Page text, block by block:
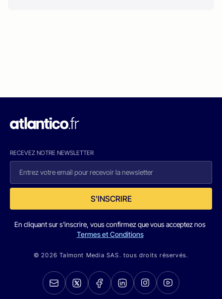
RECEVEZ NOTRE NEWSLETTER
S'INSCRIRE
En cliquant sur s'inscrire, vous confirmez que vous acceptez nos
Termes et Conditions
© 2026 Talmont Media SAS. tous droits réservés.